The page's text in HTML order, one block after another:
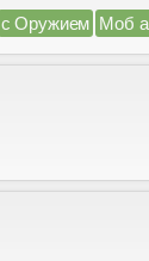
с Оружием Моб